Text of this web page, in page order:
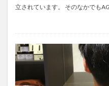
立されています。 そのなかでも